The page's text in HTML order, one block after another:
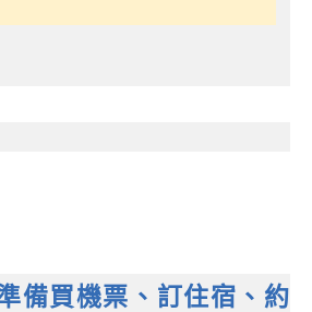
備買機票、訂住宿、約